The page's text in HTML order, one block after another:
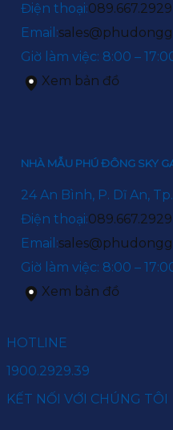
Điện thoại:089.667.2929
Email:
Giờ làm việc: 8:00 –
Xem bản đồ
NHÀ MẪU PHÚ ĐÔNG SKY
24 An Bình, P. Dĩ An,
Điện thoại:089.667.2929
Email:
Giờ làm việc: 8:00 –
Xem bản đồ
HOTLINE
1900.2929.39
KẾT NỐI VỚI CHÚNG TÔI